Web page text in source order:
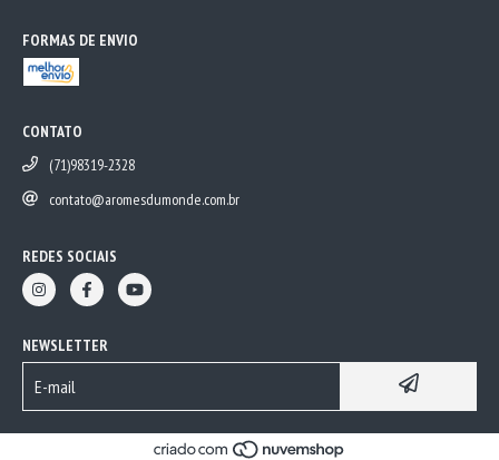
FORMAS DE ENVIO
CONTATO
(71)98319-2328
contato@aromesdumonde.com.br
REDES SOCIAIS
NEWSLETTER